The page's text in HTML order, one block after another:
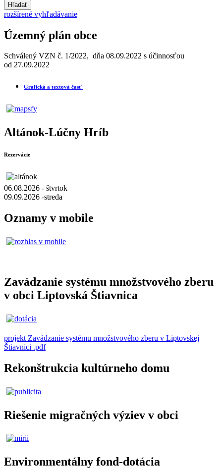
Hľadať
rozšírené vyhľadávanie
Územný plán obce
Schválený VZN č. 1/2022, dňa 08.09.2022 s účinnosťou
od 27.09.2022
Grafická a textová časť
Altánok-Lúčny Hríb
Rezervácie
06.08.2026 - štvrtok
09.09.2026 -streda
Oznamy v mobile
Zavádzanie systému množstvového zberu
v obci Liptovská Štiavnica
projekt Zavádzanie systému množstvového zberu v Liptovskej
Štiavnici .pdf
Rekonštrukcia kultúrneho domu
Riešenie migračných výziev v obci
Environmentálny fond-dotácia